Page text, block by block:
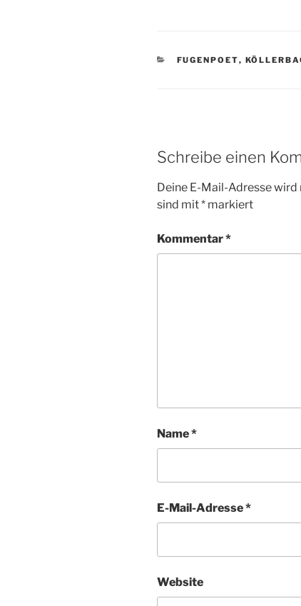
KATEGORIEN
FUGENPOET,
Schreibe einen
Deine E-Mail-Adresse
sind mit* markiert
Kommentar*
Name*
E-Mail-Adresse*
Website